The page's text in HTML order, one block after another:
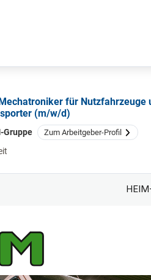
für Nutzfahrzeuge
(m/w/d)
Gruppe Zum Arbeitgeber-Profil